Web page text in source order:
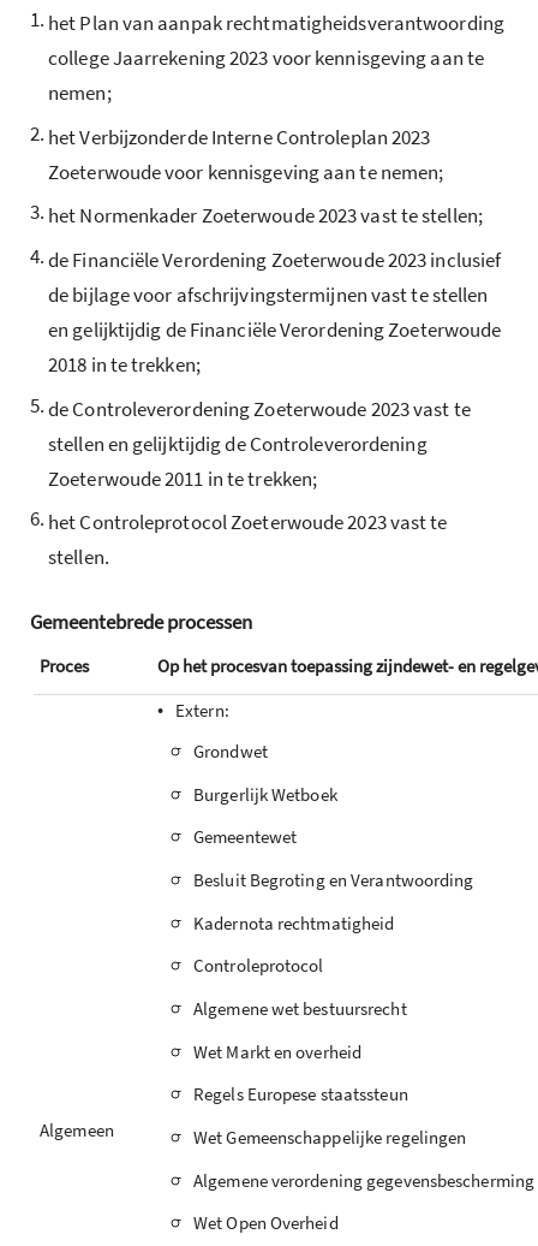
1. het Plan van aanpak rechtmatigheidsverantwoording
college Jaarrekening 2023 voor kennisgeving aan te
nemen;
2. het Verbijzonderde Interne Controleplan 2023
Zoeterwoude voor kennisgeving aan te nemen;
3. het Normenkader Zoeterwoude 2023 vast te stellen;
4.de Financiële Verordening Zoeterwoude 2023 inclusief
de bijlage voor afschrijvingstermijnen vast te stellen
en gelijktijdig de Financiële Verordening Zoeterwoude
2018 in te trekken;
5.de Controleverordening Zoeterwoude 2023 vast te
stellen en gelijktijdig de Controleverordening
Zoeterwoude 2011 in te trekken;
6. het Controleprotocol Zoeterwoude 2023 vast te
stellen.
Gemeentebredeprocessen
Proces Op het procesvan toepassing zijndewet- en
Algemeen
• Extern:
- Grondwet
- Burgerlijk Wetboek
- Gemeentewet
- Besluit Begroting en Verantwoording
- Kadernota rechtmatigheid
- Controleprotocol
- Algemene wet bestuursrecht
- Wet Markt en overheid
- Regels Europese staatssteun
- Wet Gemeenschappelijke regelingen
- Algemene verordening gegevensbescherming
- Wet Open Overheid